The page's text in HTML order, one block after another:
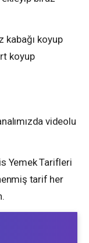
kabağı koyup
koyup
videolu
Yemek Tarifleri
tarif her